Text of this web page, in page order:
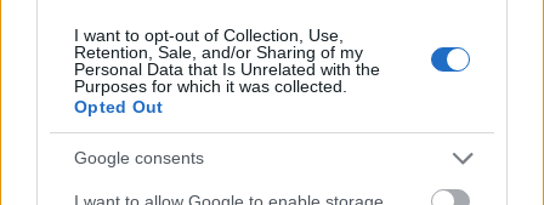
I want to opt-out of Collection, Use,
Retention, Sale, and/or Sharing of my
Personal Data that Is Unrelated with the
Purposes for which it was collected.
Opted Out
Google consents
I want to allow Google to enable storage
czczy